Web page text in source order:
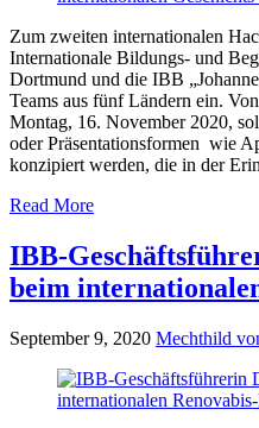
Zum zweiten internationalen
Internationale Bildungs- und
Dortmund und die IBB
Teams aus fünf Ländern ein.
Montag, 16. November 2020,
oder Präsentationsformen wie
konzipiert werden, die in der
Read More
IBB-
beim
September 9, 2020 Mechthild